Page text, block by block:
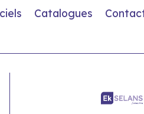
Catalogues